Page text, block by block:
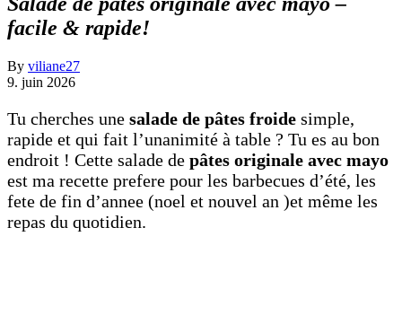
facile & rapide!
By viliane27
9. juin 2026
Tu cherches une salade de pâtes froide simple,
rapide et qui fait l’unanimité à table ? Tu es au bon
endroit ! Cette salade de pâtes originale avec mayo
est ma recette prefere pour les barbecues d’été, les
fete de fin d’annee (noel et nouvel an )et même les
repas du quotidien.